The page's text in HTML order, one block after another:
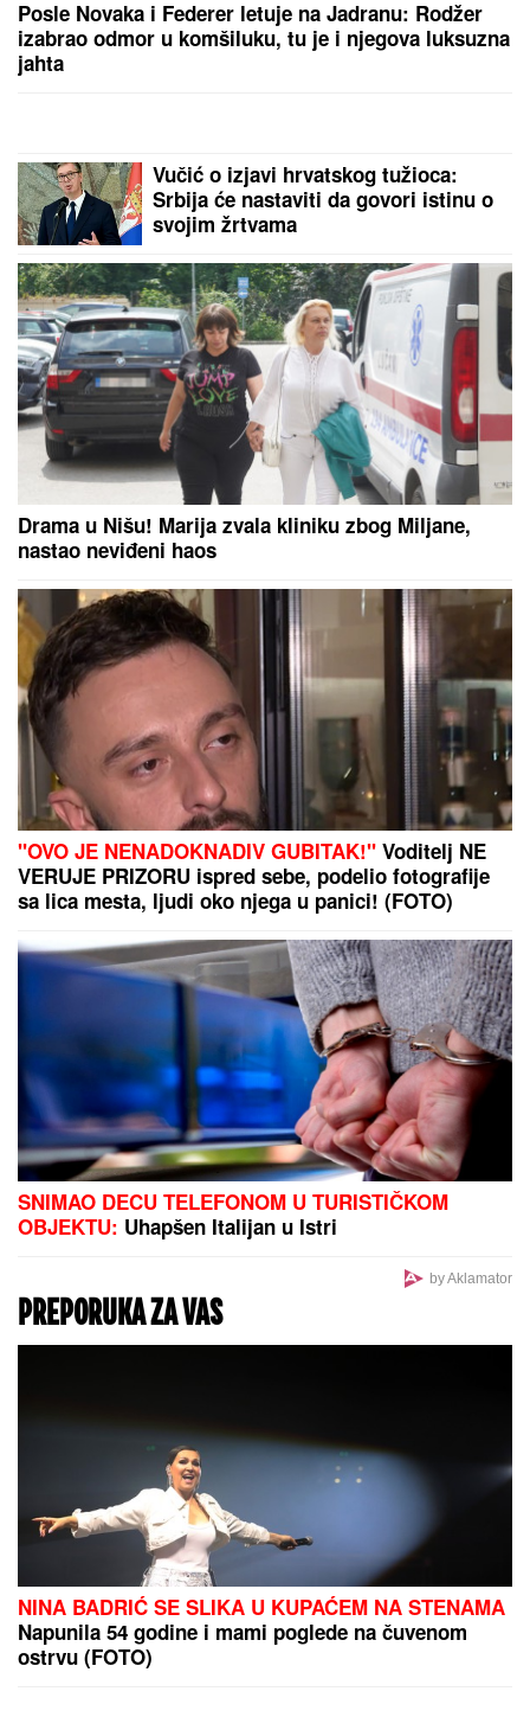
Posle Novaka i Federer letuje na Jadranu: Rodžer
izabrao odmor u komšiluku, tu je i njegova luksuzna
jahta
Vučić o izjavi hrvatskog tužioca:
Srbija će nastaviti da govori istinu o
svojim žrtvama
Drama u Nišu! Marija zvala kliniku zbog Miljane,
nastao neviđeni haos
"OVO JE NENADOKNADIV GUBITAK!" Voditelj NE
VERUJE PRIZORU ispred sebe, podelio fotografije
sa lica mesta, ljudi oko njega u panici! (FOTO)
SNIMAO DECU TELEFONOM U TURISTIČKOM
OBJEKTU: Uhapšen Italijan u Istri
by Aklamator
PREPORUKA ZA VAS
NINA BADRIĆ SE SLIKA U KUPAĆEM NA STENAMA
Napunila 54 godine i mami poglede na čuvenom
ostrvu (FOTO)